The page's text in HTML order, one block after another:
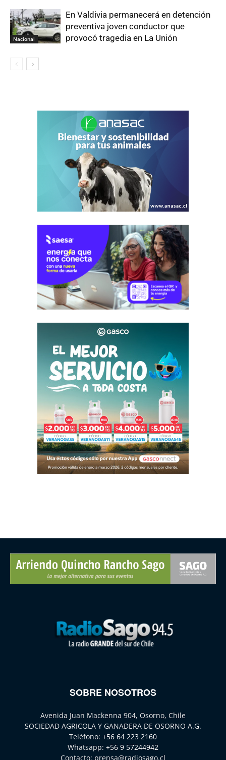
Nacional
En Valdivia permanecerá en detención
preventiva joven conductor que
provocó tragedia en La Unión
SOBRE NOSOTROS
Avenida Juan Mackenna 904, Osorno, Chile
SOCIEDAD AGRICOLA Y GANADERA DE OSORNO A.G.
Teléfono: +56 64 223 2160
Whatsapp: +56 9 57244942
Contacto: prensa@radiosago.cl